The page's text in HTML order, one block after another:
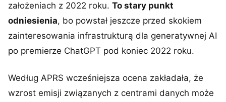
założeniach z 2022 roku. To stary punkt
odniesienia, bo powstał jeszcze przed skokiem
zainteresowania infrastrukturą dla generatywnej AI
po premierze ChatGPT pod koniec 2022 roku.
Według APRS wcześniejsza ocena zakładała, że
wzrost emisji związanych z centrami danych może